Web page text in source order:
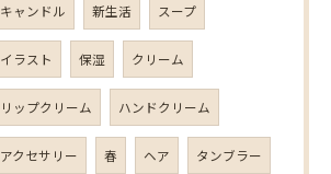
キャンドル 新生活 スープ
イラスト 保湿 クリーム
リップクリーム ハンドクリーム
アクセサリー 春 ヘア タンブラー